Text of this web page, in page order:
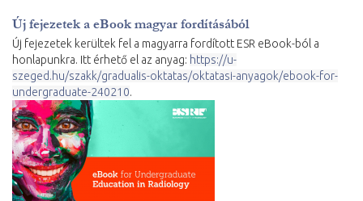
Új fejezetek a eBook magyar fordításából
Új fejezetek kerültek fel a magyarra fordított ESR eBook-ból a
honlapunkra. Itt érhető el az anyag: https://u-
szeged.hu/szakk/gradualis-oktatas/oktatasi-anyagok/ebook-for-
undergraduate-240210.